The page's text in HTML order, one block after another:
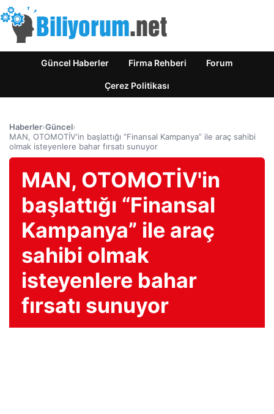
Güncel Haberler Firma Rehberi Forum
Çerez Politikası
Haberler›Güncel›
MAN, OTOMOTİV'in başlattığı “Finansal Kampanya” ile araç sahibi
olmak isteyenlere bahar fırsatı sunuyor
MAN, OTOMOTİV'in
başlattığı “Finansal
Kampanya” ile araç
sahibi olmak
isteyenlere bahar
fırsatı sunuyor